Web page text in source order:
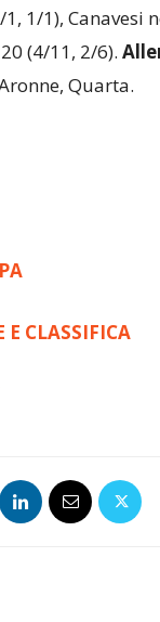
1/1), Canavesi
(4/11, 2/6).
Quarta.
E CLASSIFICA